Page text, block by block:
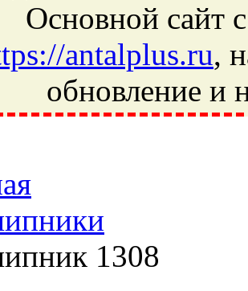
Основной сайт
antalplus.ru,
обновление и
пневматика, метизы, техника,
1308